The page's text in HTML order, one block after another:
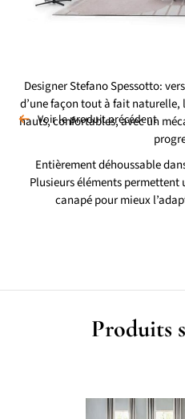
Voir le produit précédent
Designer Stefano Spessotto:
d’une façon tout à fait naturelle,
hauts, confortables, avec un
Entièrement déhoussable
Plusieurs éléments
canapé pour mieux
Produits